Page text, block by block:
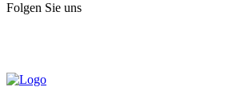
Folgen Sie uns